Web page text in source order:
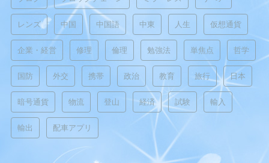
レンズ 中国 中国語 中東 人生 仮想通貨
企業・経営 修理 倫理 勉強法 単焦点 哲学
国防 外交 携帯 政治 教育 旅行 日本
暗号通貨 物流 登山 経済 試験 輸入
輸出 配車アプリ